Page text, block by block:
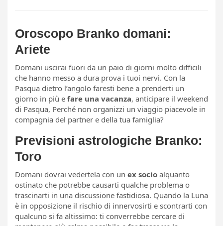
Oroscopo Branko domani:
Ariete
Domani uscirai fuori da un paio di giorni molto difficili
che hanno messo a dura prova i tuoi nervi. Con la
Pasqua dietro l’angolo faresti bene a prenderti un
giorno in più e fare una vacanza, anticipare il weekend
di Pasqua, Perché non organizzi un viaggio piacevole in
compagnia del partner e della tua famiglia?
Previsioni astrologiche Branko:
Toro
Domani dovrai vedertela con un ex socio alquanto
ostinato che potrebbe causarti qualche problema o
trascinarti in una discussione fastidiosa. Quando la Luna
è in opposizione il rischio di innervosirti e scontrarti con
qualcuno si fa altissimo: ti converrebbe cercare di